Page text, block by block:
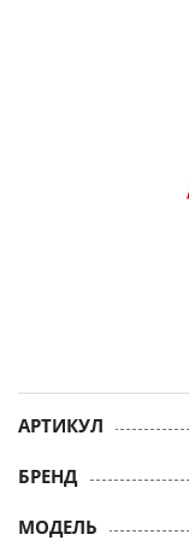
АРТИКУЛ
БРЕНД
МОДЕЛЬ